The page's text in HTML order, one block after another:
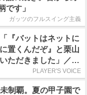
です」
ガッツのフルスイング主義
『バットはネットに
置くんだぞ』と栗山
ただきました」／憧
PLAYER'S VOICE
制覇。夏の甲子園で